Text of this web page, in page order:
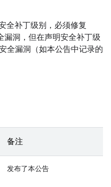
全补丁级别，必须修复
漏洞，但在声明安全补丁级
全漏洞（如本公告中记录的
备注
发布了本公告